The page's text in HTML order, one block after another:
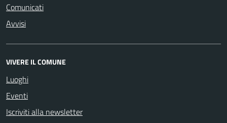
Comunicati
Avvisi
VIVERE IL COMUNE
Luoghi
Eventi
Iscriviti alla newsletter